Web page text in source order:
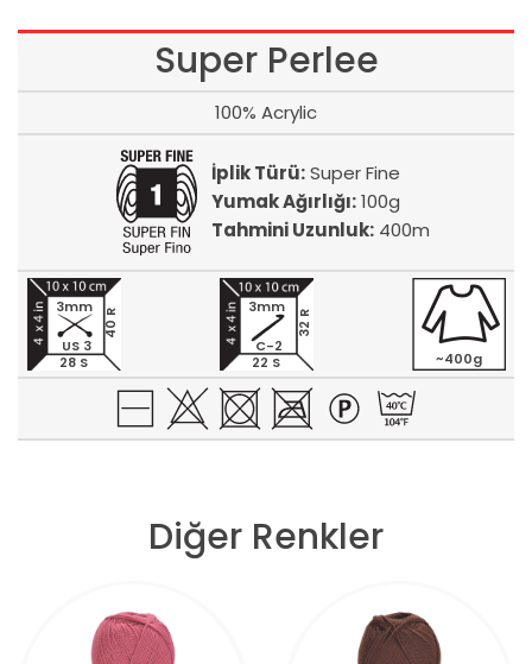
Super Perlee
100% Acrylic
İplik Türü:Super Fine
Yumak Ağırlığı:100g
Tahmini Uzunluk: 400m
28 S
40 R
3mm
US 3
22 S
32 R
3mm
C-2
~400g
Diğer Renkler